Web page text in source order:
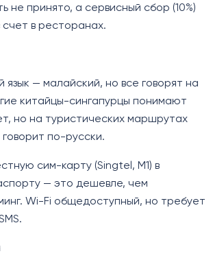
не принято, а сервисный сбор (10%)
в ресторанах.
язык — малайский, но все говорят на
китайцы-сингапурцы понимают
но на туристических маршрутах
по-русски.
сим-карту (Singtel, M1) в
— это дешевле, чем
Wi-Fi общедоступный, но требует